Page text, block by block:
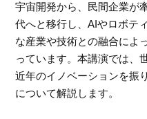
宇宙開発から、民間企業が
代へと移行し、AIやロボテ
な産業や技術との融合によ
っています。本講演では、
近年のイノベーションを振
について解説します。